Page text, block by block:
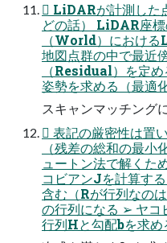
 LiDARが計測した
どの話） LiDAR座
（World）における
地図点群の中で最近
（Residual）を定
姿勢を求める（最適化
スキャンマッチング
 表記の厳密性は置
（残差の総和の最
ュートン法で解くた
コビアンJを計算す
含む（Rが行列なの
の行列になる ➢ ヤコ
行列Hと勾配bを求